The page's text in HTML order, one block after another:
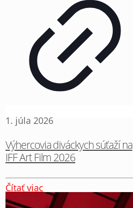
1. júla 2026
Výhercovia diváckych súťaží na
IFF Art Film 2026
Čítať viac